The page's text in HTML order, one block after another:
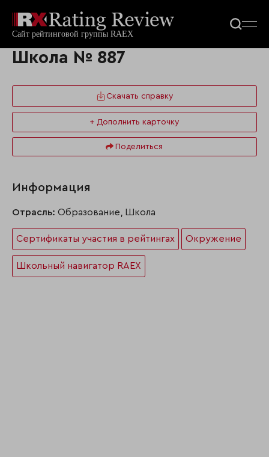
Школа № 887
Скачать справку
+ Дополнить карточку
Поделиться
Информация
Отрасль: Образование, Школа
Сертификаты участия в рейтингах Окружение
Школьный навигатор RAEX